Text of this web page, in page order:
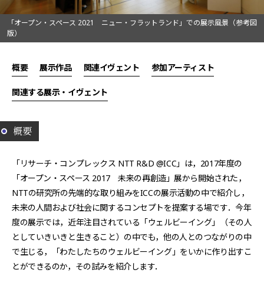
「オープン・スペース 2021 ニュー・フラットランド」での展示風景（参考図
版）
概要 展示作品 関連イヴェント 参加アーティスト
関連する展示・イヴェント
概要
「リサーチ・コンプレックス NTT R&D @ICC」は，2017年度の
「オープン・スペース 2017 未来の再創造」展から開始された，
NTTの研究所の先端的な取り組みをICCの展示活動の中で紹介し，
未来の人間および社会に関するコンセプトを提案する場です．今年
度の展示では，近年注目されている「ウェルビーイング」（その人
としていきいきと生きること）の中でも，他の人とのつながりの中
で生じる，「わたしたちのウェルビーイング」をいかに作り出すこ
とができるのか，その試みを紹介します．